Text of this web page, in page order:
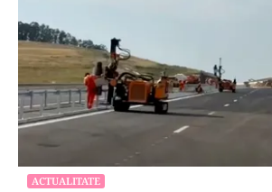
ACTUALITATE